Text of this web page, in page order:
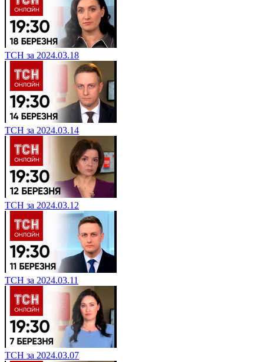
ТСН за 2024.03.18
ТСН за 2024.03.14
ТСН за 2024.03.12
ТСН за 2024.03.11
ТСН за 2024.03.07